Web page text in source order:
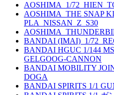
AOSHIMA_1/
AOSHIMA_THE SNAP
PLA_NISSAN_Z_S30
BANDAI (IMAI)_1/
BANDAI HGUC 1/144
GELGOOG-CANNON
BANDAI MOBILITY
DOGA
BANDAI SPIRITS 1/1